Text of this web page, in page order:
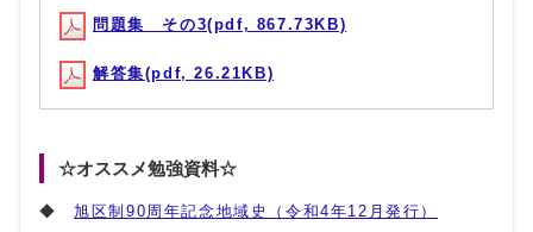
問題集 その3(pdf, 867.73KB)
解答集(pdf, 26.21KB)
☆オススメ勉強資料☆
◆旭区制90周年記念地域史（令和4年12月発行）